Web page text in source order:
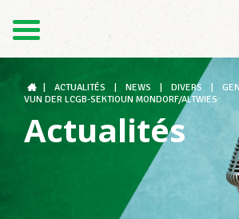
DE
Le LCGB
Structures syndicales
ACTUALITÉS NEWS DIVERS
VUN DER LCGB-SEKTIOUN MONDORF/ALTWIES
Actualités